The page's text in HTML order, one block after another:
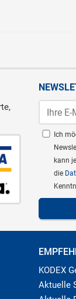
Ich
kann
die
KODEX
Aktuelle